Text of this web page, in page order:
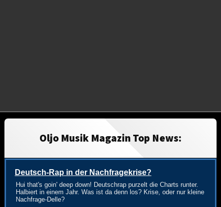
Oljo Musik Magazin Top News:
Deutsch-Rap in der Nachfragekrise?
Hui that's goin' deep down! Deutschrap purzelt die Charts runter.
Halbiert in einem Jahr. Was ist da denn los? Krise, oder nur kleine
Nachfrage-Delle?